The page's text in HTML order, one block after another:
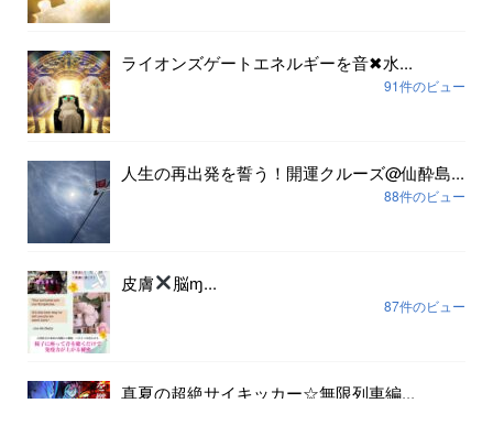
ライオンズゲートエネルギーを音✖︎水...
91件のビュー
人生の再出発を誓う！開運クルーズ@仙酔島...
88件のビュー
皮膚 脳ɱ...
87件のビュー
真夏の超絶サイキッカー☆無限列車編...